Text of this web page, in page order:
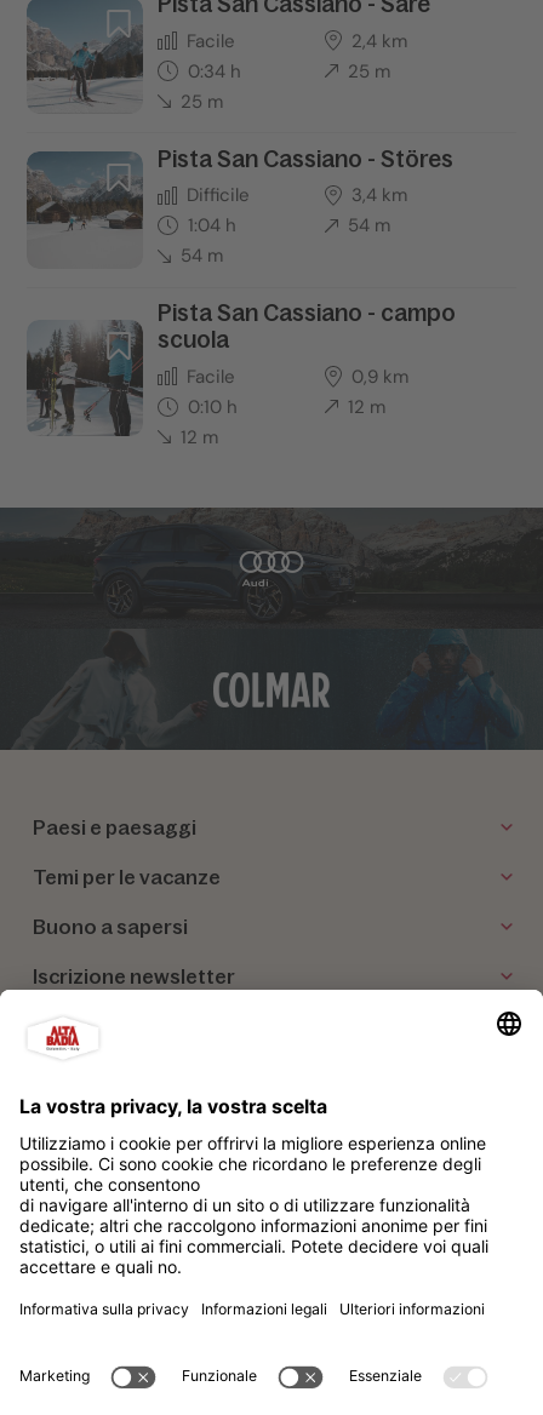
Facile
2,4 km
0:34 h
25 m
25 m
Pista San Cassiano - Störes
Difficile
3,4 km
1:04 h
54 m
54 m
Pista San Cassiano - campo
scuola
Facile
0,9 km
0:10 h
12 m
12 m
Paesi e paesaggi
Temi per le vacanze
Buono a sapersi
Iscrizione newsletter
I nostri partner
Alta Badia Brand Soc. Cons. a r.l.
Impressum